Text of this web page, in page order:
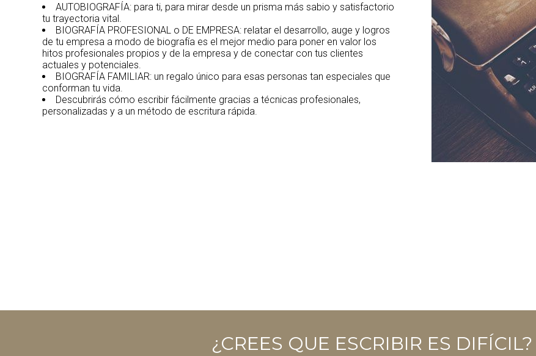
AUTOBIOGRAFÍA: para ti, para mirar desde un prisma más sabio y satisfactorio
tu trayectoria vital.
BIOGRAFÍA PROFESIONAL o DE EMPRESA: relatar el desarrollo, auge y logros
de tu empresa a modo de biografía es el mejor medio para poner en valor los
hitos profesionales propios y de la empresa y de conectar con tus clientes
actuales y potenciales.
BIOGRAFÍA FAMILIAR: un regalo único para esas personas tan especiales que
conforman tu vida.
Descubrirás cómo escribir fácilmente gracias a técnicas profesionales,
personalizadas y a un método de escritura rápida.
¿CREES QUE ESCRIBIR ES DIFÍCIL?